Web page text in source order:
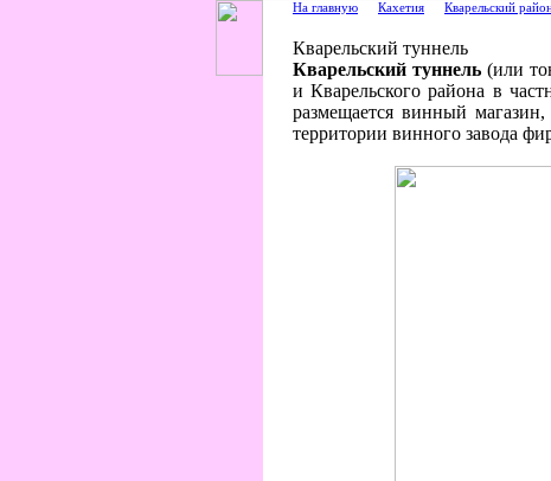
На главную Кахетия Кварельский
Кварельский туннель
Кварельский туннель(или
и Кварельского района в
размещается винный
территории винного завода